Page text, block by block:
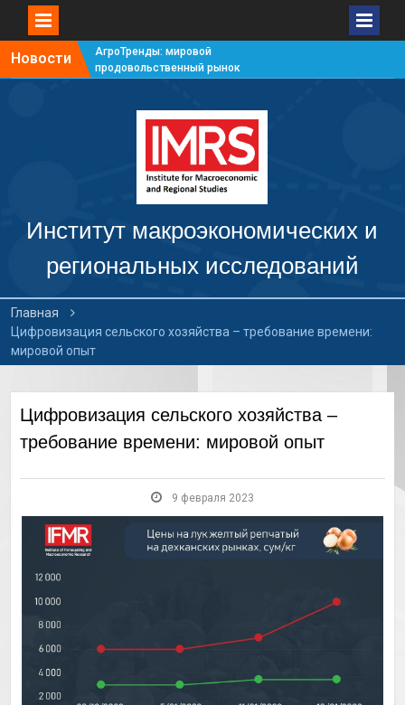
Новости
АгроТренды: мировой
продовольственный рынок
продовольственный рынок
АгроТренды: мировой
продовольственный рынок
АгроТренды: мировой
#4
Институт макроэкономических и
региональных исследований
Главная
Цифровизация сельского хозяйства – требование времени:
мировой опыт
Цифровизация сельского хозяйства –
требование времени: мировой опыт
9 февраля 2023